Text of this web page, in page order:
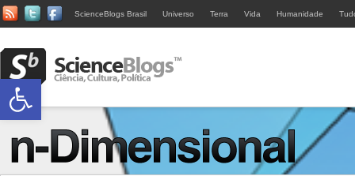
ScienceBlogs Brasil Universo Terra Vida Humanidade
Abrir a barra de ferramentas